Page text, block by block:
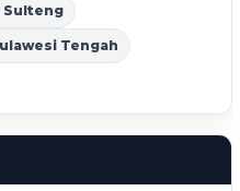
Sulteng
Tengah